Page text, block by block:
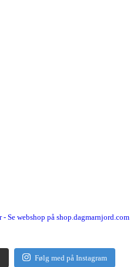
webshop på shop.dagmarnjord.com
Følg med på Instagram